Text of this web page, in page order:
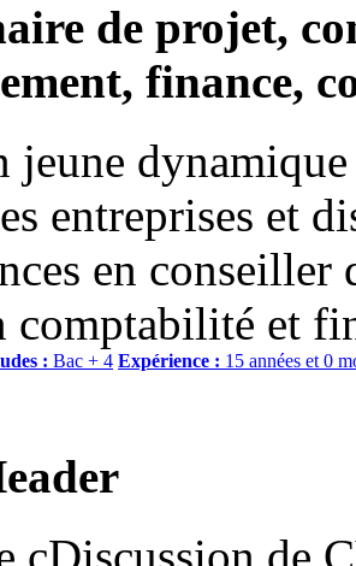
de projet,
finance,
jeune
entreprises et
en conseiller
comptabilité et
: Bac + 4 Expérience : 15 années et 0
cDiscussion de